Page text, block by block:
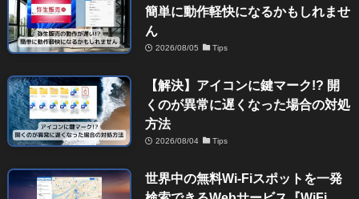
簡単に動作軽快になるかもしれませ
ん
2026/08/05 Tips
【解決】アイコンに鍵マーク!? 開
くのが異常に遅くなった場合の対処
方法
2026/08/04 Tips
世界中の無料Wi-Fiスポットを一発